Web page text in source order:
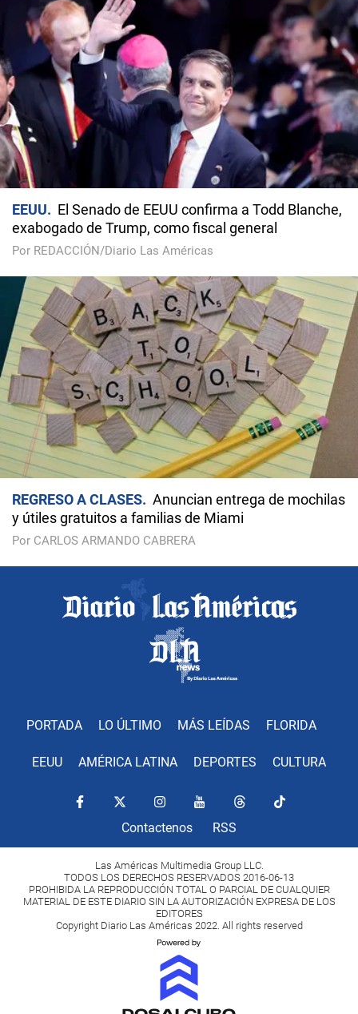
EEUU
El Senado de EEUU confirma a Todd Blanche,
exabogado de Trump, como fiscal general
Por REDACCIÓN/Diario Las Américas
REGRESO A CLASES
Anuncian entrega de mochilas
y útiles gratuitos a familias de Miami
Por CARLOS ARMANDO CABRERA
PORTADA LO ÚLTIMO MÁS LEÍDAS FLORIDA
EEUU AMÉRICA LATINA DEPORTES CULTURA
Contactenos RSS
Las Américas Multimedia Group LLC.
TODOS LOS DERECHOS RESERVADOS 2016-06-13
PROHIBIDA LA REPRODUCCIÓN TOTAL O PARCIAL DE CUALQUIER
MATERIAL DE ESTE DIARIO SIN LA AUTORIZACIÓN EXPRESA DE LOS
EDITORES
Copyright Diario Las Américas 2022. All rights reserved